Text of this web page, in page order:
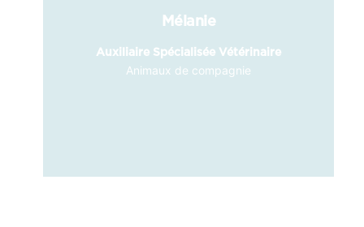
Mélanie
Auxiliaire Spécialisée Vétérinaire
Animaux de compagnie